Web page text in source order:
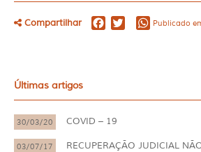
Compartilhar Facebook
TwitterPublicado
Últimas artigos
30/03/20 COVID – 19
03/07/17
RECUPERAÇÃO JUDICIAL